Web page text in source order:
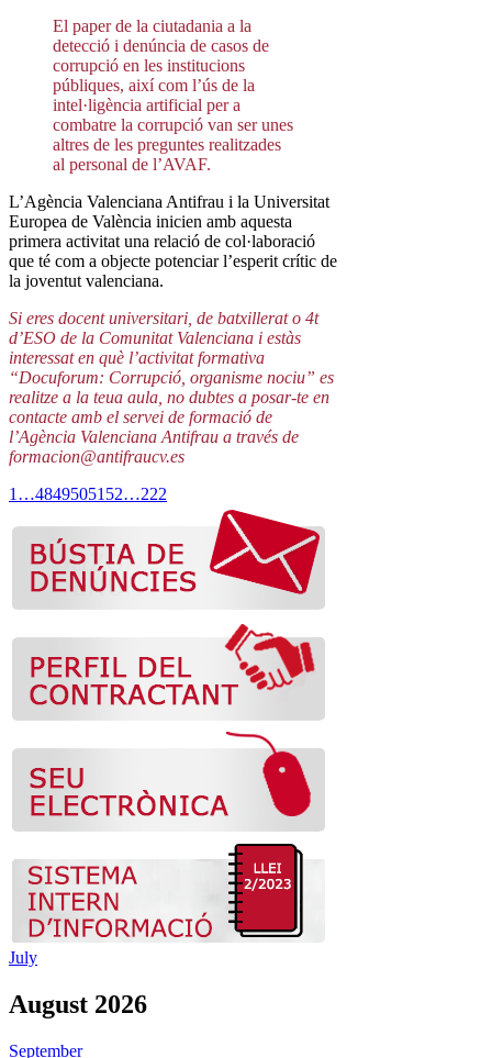
El paper de la ciutadania a la
detecció i denúncia de casos de
corrupció en les institucions
públiques, així com l’ús de la
intel·ligència artificial per a
combatre la corrupció van ser unes
altres de les preguntes realitzades
al personal de l’AVAF.
L’Agència Valenciana Antifrau i la Universitat
Europea de València inicien amb aquesta
primera activitat una relació de col·laboració
que té com a objecte potenciar l’esperit crític de
la joventut valenciana.
Si eres docent universitari, de batxillerat o 4t
d’ESO de la Comunitat Valenciana i estàs
interessat en què l’activitat formativa
“Docuforum: Corrupció, organisme nociu” es
realitze a la teua aula, no dubtes a posar-te en
contacte amb el servei de formació de
l’Agència Valenciana Antifrau a través de
formacion@antifraucv.es
1 …48495051 52…222
July
August 2026
September